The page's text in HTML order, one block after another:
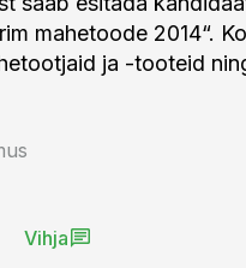
mahetoode 2014“.
ja -tooteid
Vihja